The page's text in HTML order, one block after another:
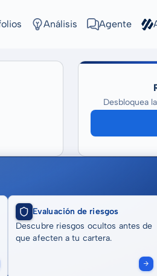
Análisis Agente
Desbloquea
Evaluación de riesgos
Descubre riesgos ocultos antes de
que afecten a tu cartera.